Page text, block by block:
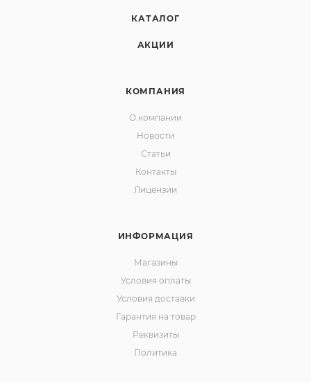
КАТАЛОГ
АКЦИИ
КОМПАНИЯ
О компании
Новости
Статьи
Контакты
Лицензии
ИНФОРМАЦИЯ
Магазины
Условия оплаты
Условия доставки
Гарантия на товар
Реквизиты
Политика